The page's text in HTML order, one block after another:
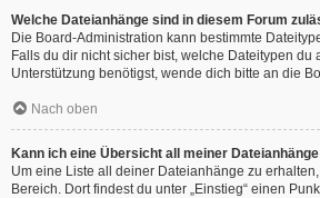
Welche Dateianhänge sind in diesem Forum
Die Board-Administration kann bestimmte
Falls du dir nicht sicher bist, welche Dateitypen du
Unterstützung benötigst, wende dich bitte an die
Nach oben
Kann ich eine Übersicht all meiner
Um eine Liste all deiner Dateianhänge zu
Bereich. Dort findest du unter „Einstieg“ einen